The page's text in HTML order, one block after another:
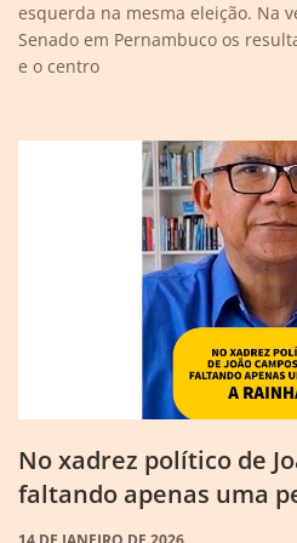
esquerda na mesma eleição. Na
Senado em Pernambuco os
e o centro
No xadrez político de
faltando apenas uma